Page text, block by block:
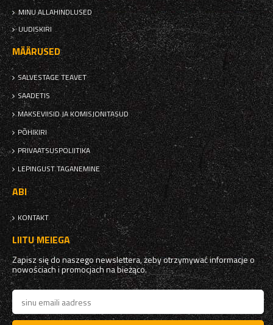
MINU ALLAHINDLUSED
UUDISKIRI
MÄÄRUSED
SALVESTAGE TEAVET
SAADETIS
MAKSEVIISID JA KOMISJONITASUD
PÕHIKIRI
PRIVAATSUSPOLIITIKA
LEPINGUST TAGANEMINE
ABI
KONTAKT
LIITU MEIEGA
Zapisz się do naszego newslettera, żeby otrzymywać informacje o
nowościach i promocjach na bieżąco.